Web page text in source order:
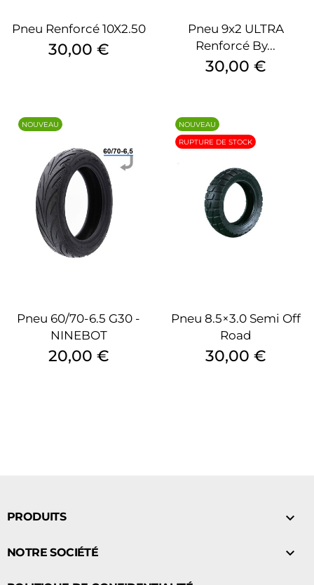
Pneu Renforcé 10X2.50
Prix
30,00 €
Pneu 9x2 ULTRA
Renforcé By...
Prix
30,00 €
Pneu 60/70-6.5 G30 -
NINEBOT
Prix
20,00 €
NOUVEAU
Pneu 8.5×3.0 Semi Off
Road
Prix
30,00 €
NOUVEAU
RUPTURE DE STOCK
PRODUITS 
NOTRE SOCIÉTÉ 